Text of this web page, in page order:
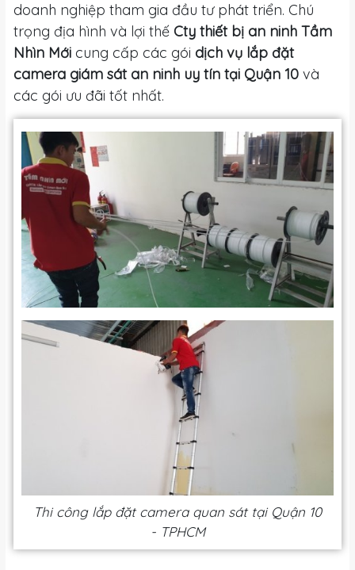
doanh nghiệp tham gia đầu tư phát triển. Chú
trọng địa hình và lợi thế Cty thiết bị an ninh Tầm
Nhìn Mới cung cấp các gói dịch vụ lắp đặt
camera giám sát an ninh uy tín tại Quận 10 và
các gói ưu đãi tốt nhất.
Thi công lắp đặt camera quan sát tại Quận 10
- TPHCM